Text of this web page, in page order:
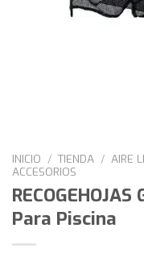
INICIO / TIENDA / AIRE
ACCESORIOS
RECOGEHOJAS
Para Piscina